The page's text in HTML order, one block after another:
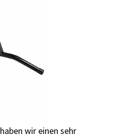
haben wir einen sehr